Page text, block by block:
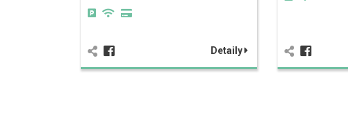
Detaily